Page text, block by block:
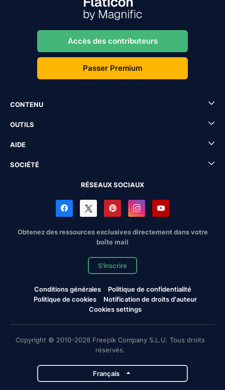
Accès des contributeurs
Passer Premium
CONTENU
OUTILS
AIDE
SOCIÉTÉ
RÉSEAUX SOCIAUX
Obtenez des ressources exclusives directement dans votre
boîte mail
S'inscrire
Conditions générales
Politique de confidentialité
Politique de cookies
Notification de droits d'auteur
Cookies settings
Copyright © 2010-2026 Freepik Company S.L.U. Tous droits
réservés.
Français